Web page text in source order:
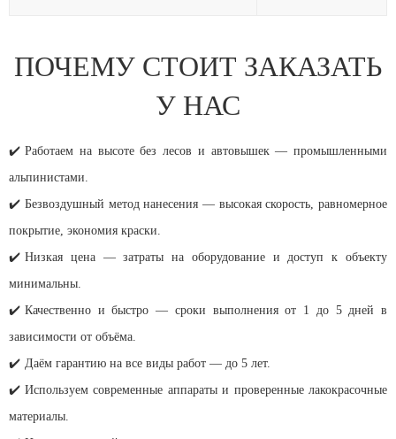
ПОЧЕМУ СТОИТ ЗАКАЗАТЬ
У НАС
✔️ Работаем на высоте без лесов и автовышек — промышленными
альпинистами.
✔️ Безвоздушный метод нанесения — высокая скорость, равномерное
покрытие, экономия краски.
✔️ Низкая цена — затраты на оборудование и доступ к объекту
минимальны.
✔️ Качественно и быстро — сроки выполнения от 1 до 5 дней в
зависимости от объёма.
✔️ Даём гарантию на все виды работ — до 5 лет.
✔️ Используем современные аппараты и проверенные лакокрасочные
материалы.